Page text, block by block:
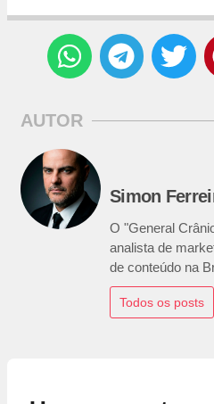
AUTOR
Simon
O "General
analista de
de conteúdo na
Todos os posts